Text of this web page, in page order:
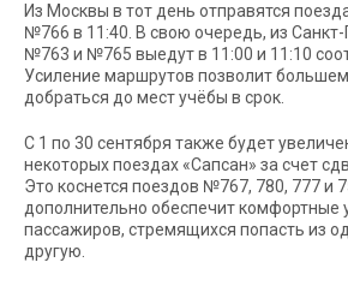
Из Москвы в тот день отправятся
№766 в 11:40. В свою очередь, из Санкт-
№763 и №765 выедут в 11:00 и 11:10
Усиление маршрутов позволит
добраться до мест учёбы в срок.
С 1 по 30 сентября также будет
некоторых поездах «Сапсан» за счет
Это коснется поездов №767, 780, 777 и
дополнительно обеспечит комфортные
пассажиров, стремящихся попасть из
другую.